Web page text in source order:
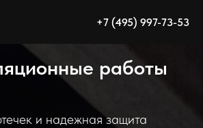
+7 (495) 997-73-53
работы
и надежная защита